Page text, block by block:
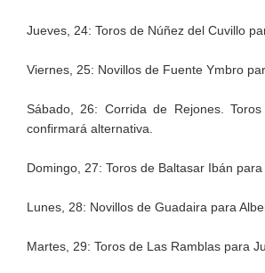
Jueves, 24: Toros de Núñez del Cuvillo
Viernes, 25: Novillos de Fuente Ymbro
Sábado, 26: Corrida de Rejones.
confirmará alternativa.
Domingo, 27: Toros de Baltasar Ibán
Lunes, 28: Novillos de Guadaira para
Martes, 29: Toros de Las Ramblas para